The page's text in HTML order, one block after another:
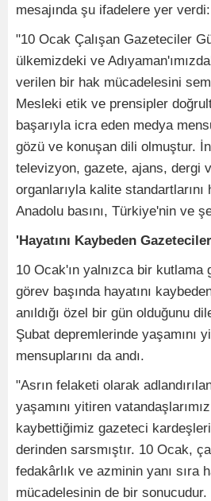
mesajında şu ifadelere yer verdi:
"10 Ocak Çalışan Gazeteciler
ülkemizdeki ve
verilen bir hak mücadelesini
Mesleki etik ve prensipler
başarıyla icra eden medya
gözü ve konuşan dili olmuştur.
televizyon, gazete, ajans, dergi
organlarıyla kalite standartlarını
Anadolu basını, Türkiye'nin ve
'Hayatını Kaybeden
10 Ocak'ın yalnızca bir kutlama
görev başında hayatını
anıldığı özel bir gün olduğunu
Şubat depremlerinde yaşamını
mensuplarını da andı.
"Asrın felaketi olarak
yaşamını yitiren
kaybettiğimiz gazeteci
derinden sarsmıştır. 10 Ocak,
fedakârlık ve azminin yanı sıra
mücadelesinin de bir sonucudur.